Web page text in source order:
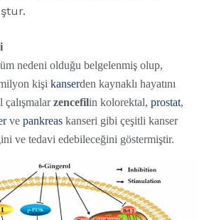
nedeni olduğu belgelenmiş olup,
kişi kanserden kaynaklı hayatını
çalışmalarzencefilin kolorektal, prostat,
ve pankreas kanseri gibi çeşitli kanser
ve tedavi edebileceğini göstermiştir.